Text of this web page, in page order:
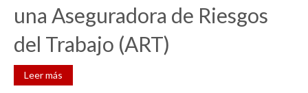
una Aseguradora de Riesgos
del Trabajo (ART)
Leer más